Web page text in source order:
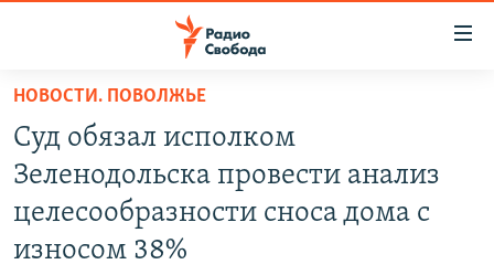
упрощенного
доступа
Вернуться
основному
содержанию
ПРОГРАММЫ
ПОДКАСТЫ
АВТОРСКИЕ ПРОЕКТЫ
ЦИТАТЫ СВОБОДЫ
НОВОСТИ. ПОВОЛЖЬЕ
Суд обязал исполком
Зеленодольска провести анализ
целесообразности сноса дома с
износом 38%